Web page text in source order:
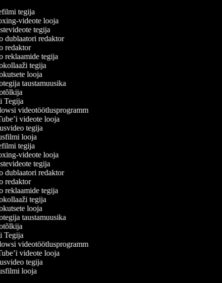
tegija
videote looja
tegija
redaktor
tegija
tegija
looja
taustamuusika
videotöötlusprogramm
videote looja
tegija
looja
tegija
videote looja
tegija
redaktor
tegija
tegija
looja
taustamuusika
videotöötlusprogramm
videote looja
tegija
looja